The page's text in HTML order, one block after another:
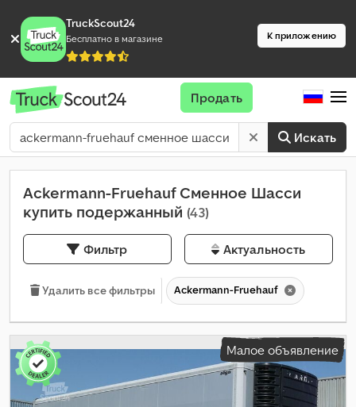
TruckScout24
Бесплатно в магазине К приложению
Искать
Продать
Ackermann-Fruehauf Сменное Шасси
купить подержанный (43)
Фильтр Актуальность
Удалить все фильтры Ackermann-Fruehauf
Малое объявление